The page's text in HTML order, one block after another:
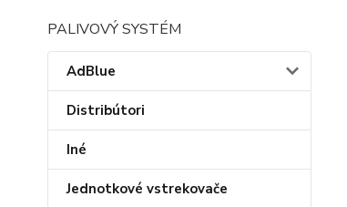
PALIVOVÝ SYSTÉM
AdBlue
Distribútori
Iné
Jednotkové vstrekovače